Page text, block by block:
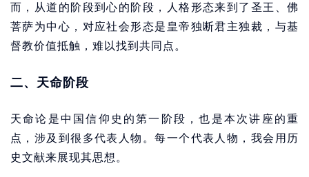
而，从道的阶段到心的阶段，人格形态来到了圣王、佛
菩萨为中心，对应社会形态是皇帝独断君主独裁，与基
督教价值抵触，难以找到共同点。
二、天命阶段
天命论是中国信仰史的第一阶段，也是本次讲座的重
点，涉及到很多代表人物。每一个代表人物，我会用历
史文献来展现其思想。